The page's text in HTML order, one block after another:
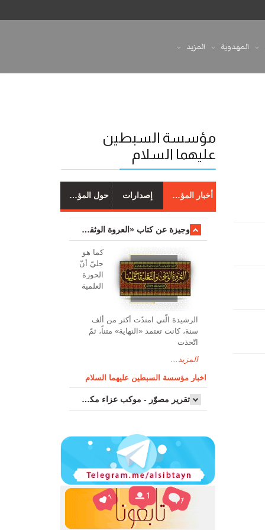
المهدوية المزيد
مؤسسة السبطين
عليهما السلام
أخبار المؤسسة إصدارات حول المؤسسة
وجیزة عن کتاب «العروة الوثقی والتعلیقات علیها»
کما هو
جليّ أنّ
الحوزة
العلمیة
الرشیدة الّتي امتدّت أكثر من ألف
سنة، كانت تعتمد «النهاية» متناً، ثمّ
اتّخذت
المزيد...
اخبار مؤسسة السبطين عليهما السلام
تقرير مصوّر - موكب عزاء مکتب سماحة اية الله السيد مرتضى الموسوي الاصفهاني في يوم إستشهاد السيدة فاطم...